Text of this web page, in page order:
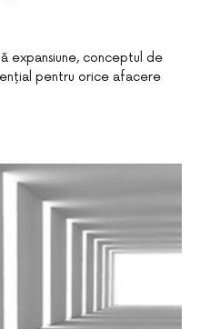
expansiune, conceptul de
pentru orice afacere